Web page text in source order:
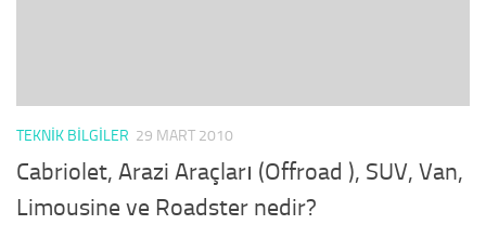
TEKNIK BILGILER 29 MART 2010
Cabriolet, Arazi Araçları (Offroad ), SUV, Van,
Limousine ve Roadster nedir?